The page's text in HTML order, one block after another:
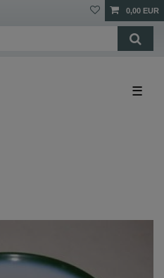
0,00 EUR
☰